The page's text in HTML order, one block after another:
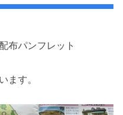
布パンフレット
ます。